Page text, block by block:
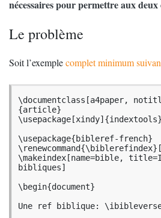
nécessaires pour permettre aux
Le problème
Soit l’exemplecomplet minimum
\documentclass[a4paper,
{article}
\usepackage[xindy]{indextools}
\usepackage{bibleref-french}
\makeindex[name=bible,
bibliques]
\begin{document}
Une ref biblique: